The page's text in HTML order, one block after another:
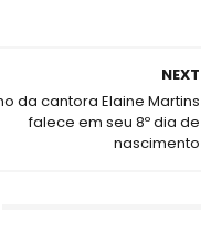
NEXT
da cantora Elaine Martins
falece em seu 8º dia de
nascimento